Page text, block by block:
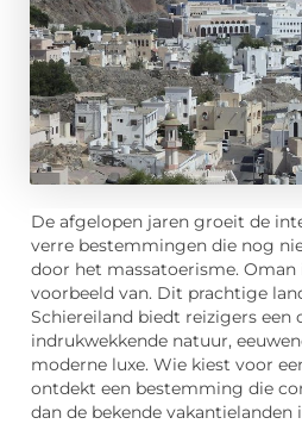
De afgelopen jaren groeit de
verre bestemmingen die nog
door het massatoerisme. Oman
voorbeeld van. Dit prachtige
Schiereiland biedt reizigers een
indrukwekkende natuur,
moderne luxe. Wie kiest voor
ontdekt een bestemming die
dan de bekende vakantielanden